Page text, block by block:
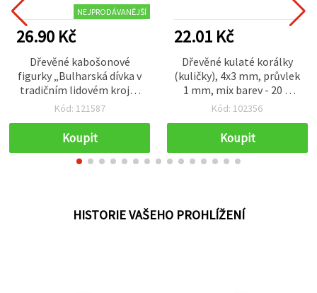
NEJPRODÁVANĚJŠÍ
26.90 Kč
Dřevěné kabošonové
figurky „Bulharská dívka v
tradičním lidovém kroji“,
17×38×1,5 mm, plochá
ks – dekorační prvky pro
scrapbooking, přáníčka a
dekorace
Kód: 121587
Koupit
22.01 Kč
Dřevěné kulaté korálky
(kuličky), 4x3 mm, průvlek
1 mm, mix barev - 20 g
(~715 ks)
Kód: 102356
Koupit
HISTORIE VAŠEHO PROHLÍŽENÍ